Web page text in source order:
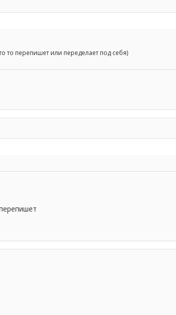
то перепишет или переделает под себя)